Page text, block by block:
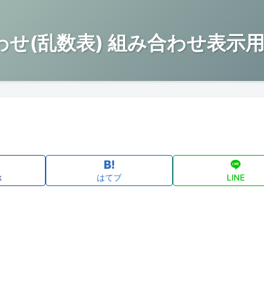
せ(乱数表) 組み合わせ表示
はてブ LINE